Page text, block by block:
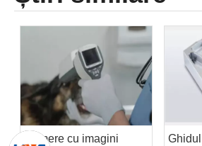
Camere cu imagini